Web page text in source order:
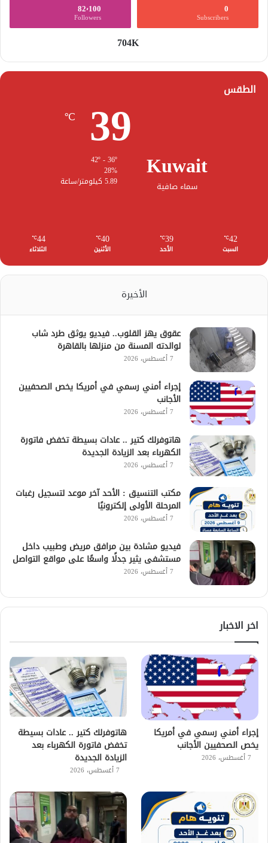
0
Subscribers
82٬100
Followers
704K
الطقس
Kuwait
سماء صافية
39
℃
28%
5.89 كيلومتر/ساعة
42
℃
السبت
39
℃
الأحد
40
℃
الأثنين
44
℃
الثلاثاء
الأخيرة
عقوق يهز القلوب.. فيديو يوثق طرد شاب
لوالدته المسنة من منزلها بالقاهرة
7 أغسطس، 2026
إجراء أمني رسمي في أمريكا يخص الصحفيين
الأجانب
7 أغسطس، 2026
هاتوفرلك كتير .. عادات بسيطة تخفض فاتورة
الكهرباء بعد الزيادة الجديدة
7 أغسطس، 2026
مكتب التنسيق : الأحد آخر موعد لتسجيل رغبات
المرحلة الأولى إلكترونيًا
7 أغسطس، 2026
فيديو مشادة بين مرافق مريض وطبيب داخل
مستشفى يثير جدلًا واسعًا على مواقع التواصل
7 أغسطس، 2026
اخر الاخبار
إجراء أمني رسمي في أمريكا
يخص الصحفيين الأجانب
7 أغسطس، 2026
هاتوفرلك كتير .. عادات بسيطة
تخفض فاتورة الكهرباء بعد
الزيادة الجديدة
7 أغسطس، 2026